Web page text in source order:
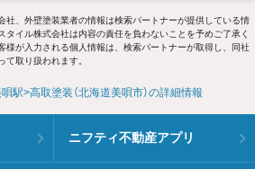
社、外壁塗装業者の情報は検索パートナーが提供している情
タイル株式会社は内容の責任を負わないことを予めご了承く
様が入力される個人情報は、検索パートナーが取得し、同社
て取り扱われます。
駅 高取塗装（北海道美唄市）の詳細情報
ニフティ不動産アプリ